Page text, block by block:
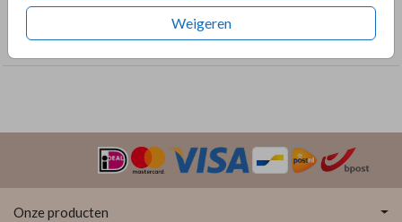
Weigeren
COLLECTIE
Save the Date
Onze producten